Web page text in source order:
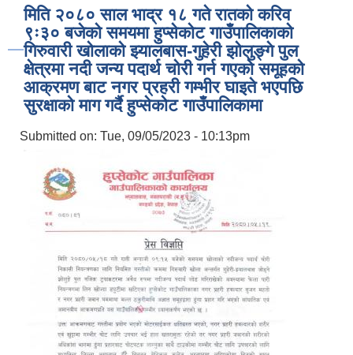
मिति २०८० साल भाद्र १८ गते रातको करिव
९ः३० बजेको समयमा हुप्सेकोट गाउँपालिकाको
गिरुवारी खोलाको झ्यालबास-गुहेरी झोलुङ्गे पुल
क्षेत्रमा नदी जन्य पदार्थ चोरी गर्न गएको समूहको
आक्रमण बाट नगर प्रहरी गम्भीर घाइते भएपछि
सुरक्षाको माग गर्दै हुप्सेकोट गाउँपालिकामा
Submitted on: Tue, 09/05/2023 - 10:13pm